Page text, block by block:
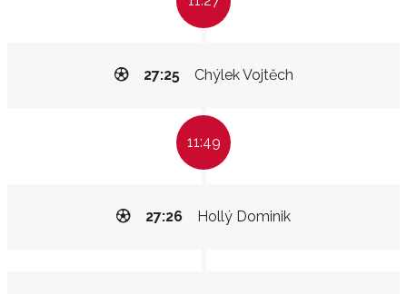
Chýlek Vojtěch
27:25
11:49
Hollý Dominik
27:26